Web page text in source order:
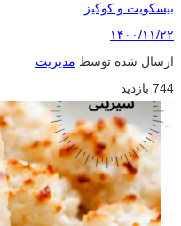
بیسکویت و کوکیز
۱۴۰۰/۱۱/۲۲
ارسال شده توسط مدیریت
744 بازدید